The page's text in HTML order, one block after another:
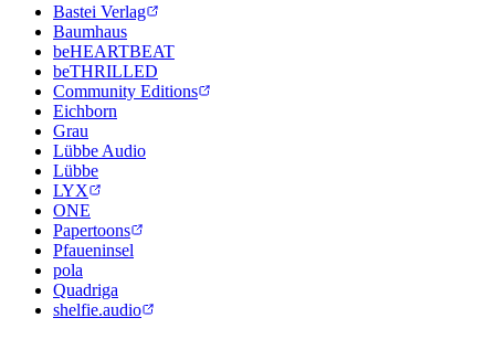
Bastei Verlag
Baumhaus
beHEARTBEAT
beTHRILLED
Community Editions
Eichborn
Grau
Lübbe Audio
Lübbe
LYX
ONE
Papertoons
Pfaueninsel
pola
Quadriga
shelfie.audio